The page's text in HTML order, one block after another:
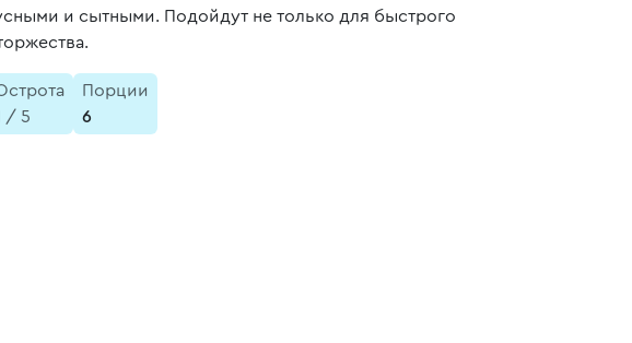
и сытными. Подойдут не только для быстрого
/ 5
Порции
6